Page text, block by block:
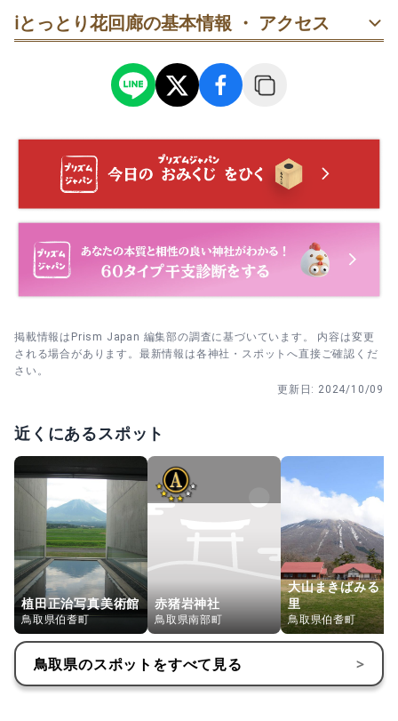
ℹ️とっとり花回廊の基本情報 ・ アクセス
掲載情報はPrism Japan 編集部の調査に基づいています。 内容は変更
される場合があります。最新情報は各神社・スポットへ直接ご確認くだ
さい。
更新日: 2024/10/09
近くにあるスポット
植田正治写真美術館
鳥取県伯耆町
赤猪岩神社
鳥取県南部町
大山まきばみるく
里
鳥取県伯耆町
鳥取県のスポットをすべて見る >